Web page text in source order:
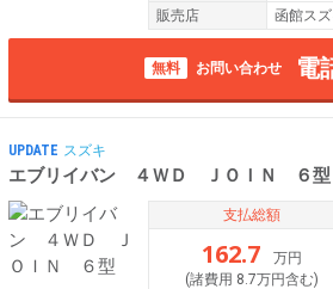
販売店
函館ス
無料 お問い合わせ 電
UPDATE スズキ
エブリイバン ４ＷＤ ＪＯＩＮ ６型
支払総額
162.7
万円
(諸費用 8.7万円含む)